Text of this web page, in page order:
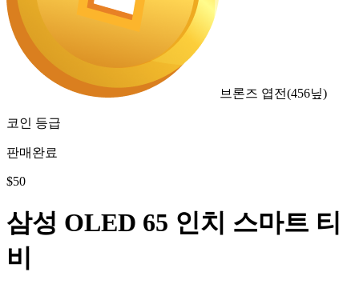
브론즈 엽전(456닢)
코인 등급
판매완료
$50
삼성 OLED 65 인치 스마트 티
비